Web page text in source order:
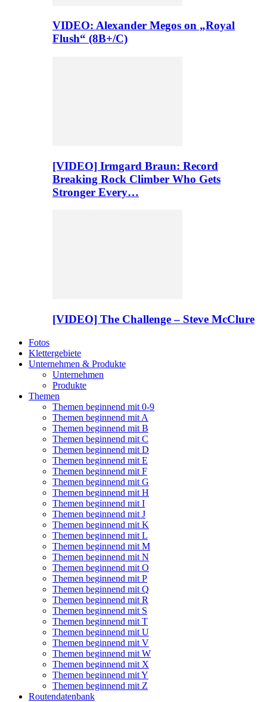
VIDEO: Alexander Megos on „Royal
Flush“ (8B+/C)
[VIDEO] Irmgard Braun: Record
Breaking Rock Climber Who Gets
Stronger Every…
[VIDEO] The Challenge – Steve McClure
Fotos
Klettergebiete
Unternehmen & Produkte
Unternehmen
Produkte
Themen
Themen beginnend mit 0-9
Themen beginnend mit A
Themen beginnend mit B
Themen beginnend mit C
Themen beginnend mit D
Themen beginnend mit E
Themen beginnend mit F
Themen beginnend mit G
Themen beginnend mit H
Themen beginnend mit I
Themen beginnend mit J
Themen beginnend mit K
Themen beginnend mit L
Themen beginnend mit M
Themen beginnend mit N
Themen beginnend mit O
Themen beginnend mit P
Themen beginnend mit Q
Themen beginnend mit R
Themen beginnend mit S
Themen beginnend mit T
Themen beginnend mit U
Themen beginnend mit V
Themen beginnend mit W
Themen beginnend mit X
Themen beginnend mit Y
Themen beginnend mit Z
Routendatenbank